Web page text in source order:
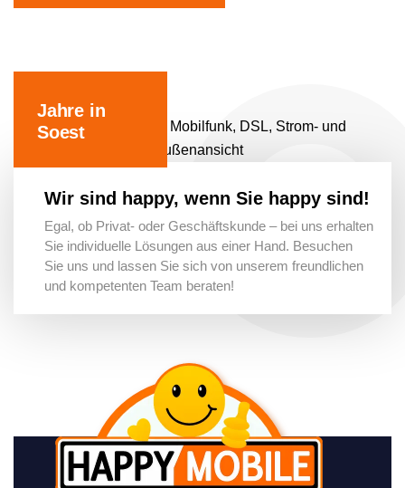
Jahre in
Soest
Wir sind happy, wenn Sie happy sind!
Egal, ob Privat- oder Geschäftskunde – bei uns erhalten
Sie individuelle Lösungen aus einer Hand. Besuchen
Sie uns und lassen Sie sich von unserem freundlichen
und kompetenten Team beraten!